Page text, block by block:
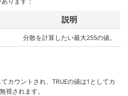
説明
分散を計算したい最大255の値。
カウントされ、TRUEの値は1としてカ
視されます。